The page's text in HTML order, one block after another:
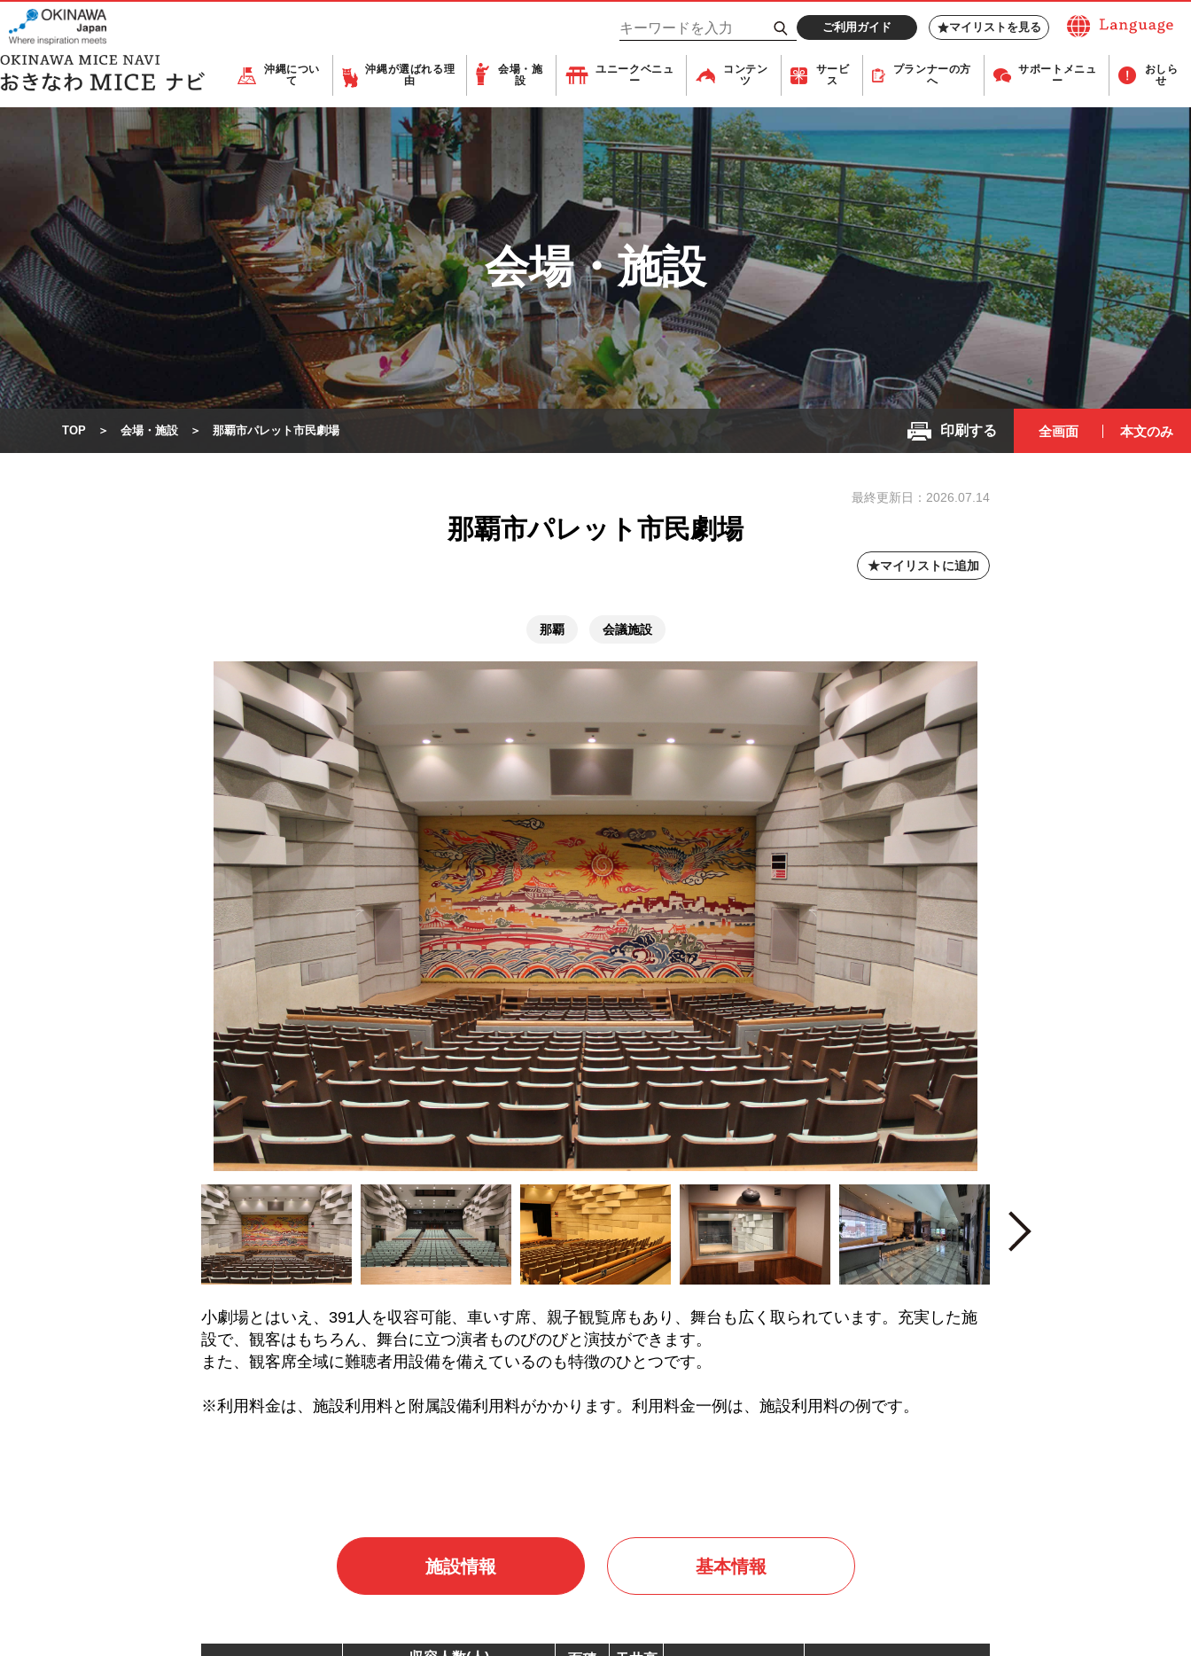
ご利用ガイド マイリストを見る
沖縄につい
て
沖縄が選ばれる理
由
会場・施
設
ユニークベニュ
ー
コンテン
ツ
サービ
ス
プランナーの方
へ
サポート メニュ
ー
おしら
せ
会場・施設
TOP 会場・施設 那覇市パレット市民劇場 印刷する 全画面 本文のみ
最終更新日： 2026.07.14
那覇市パレット市民劇場
マイリストに追加
那覇 会議施設
Next
小劇場とはいえ、391人を収容可能、車いす席、親子観覧席もあり、舞台も広く取られています。充実した施
設で、観客はもちろん、舞台に立つ演者ものびのびと演技ができます。
また、観客席全域に難聴者用設備を備えているのも特徴のひとつです。
※利用料金は、施設利用料と附属設備利用料がかかります。利用料金一例は、施設利用料の例です。
施設情報 基本情報